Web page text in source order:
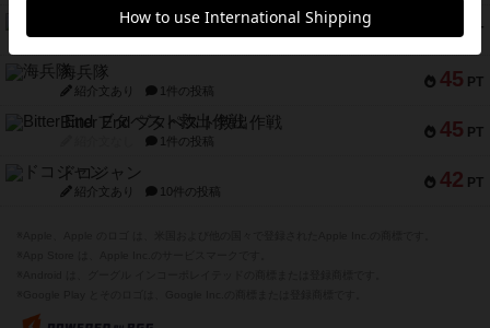
45 PT
スカルキング
紹介文あり 12件の投稿
45 PT
海兵隊
紹介文あり 1件の投稿
45 PT
Bitter End ブタペスト救出作戦
1件の投稿
42 PT
ドコジャン
紹介文あり 10件の投稿